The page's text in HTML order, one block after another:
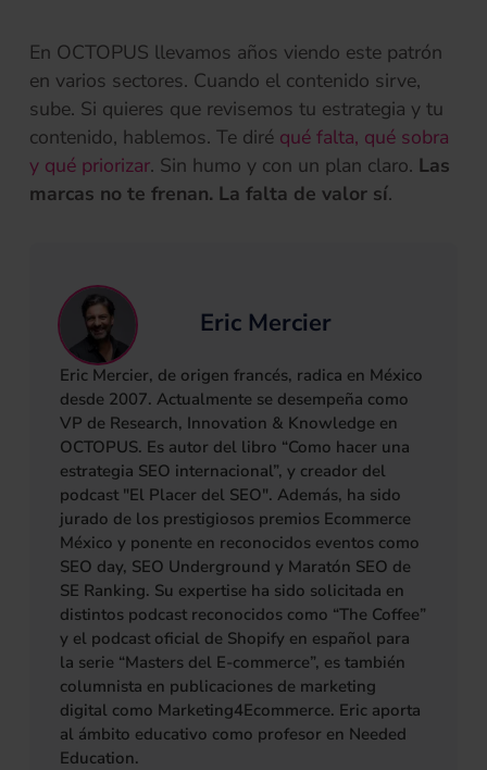
En OCTOPUS llevamos años viendo este patrón
en varios sectores. Cuando el contenido sirve,
sube. Si quieres que revisemos tu estrategia y tu
contenido, hablemos. Te diré qué falta, qué sobra
y qué priorizar(se abre en una pestaña nueva)
. Sin humo y con un plan claro. Las
marcas no te frenan. La falta de valor sí.
Eric Mercier
Eric Mercier, de origen francés, radica en México
desde 2007. Actualmente se desempeña como
VP de Research, Innovation & Knowledge en
OCTOPUS. Es autor del libro “Como hacer una
estrategia SEO internacional”, y creador del
podcast "El Placer del SEO". Además, ha sido
jurado de los prestigiosos premios Ecommerce
México y ponente en reconocidos eventos como
SEO day, SEO Underground y Maratón SEO de
SE Ranking. Su expertise ha sido solicitada en
distintos podcast reconocidos como “The Coffee”
y el podcast oficial de Shopify en español para
la serie “Masters del E-commerce”, es también
columnista en publicaciones de marketing
digital como Marketing4Ecommerce. Eric aporta
al ámbito educativo como profesor en Needed
Education.